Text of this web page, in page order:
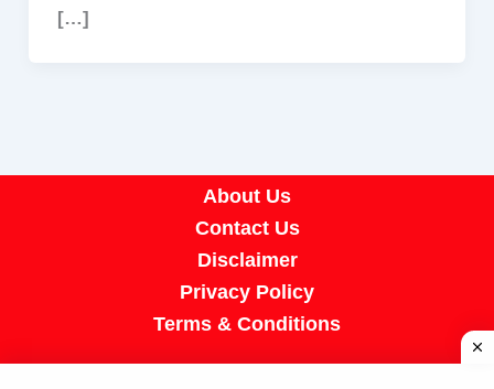
[…]
About Us
Contact Us
Disclaimer
Privacy Policy
Terms & Conditions